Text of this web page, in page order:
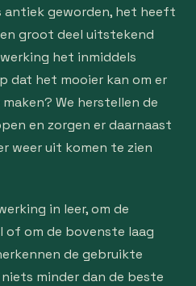
geworden, het heeft
groot deel uitstekend
het inmiddels
dat het mooier kan om er
We herstellen de
en zorgen er daarnaast
weer uit komen te zien
in leer, om de
om de bovenste laag
de gebruikte
minder dan de beste